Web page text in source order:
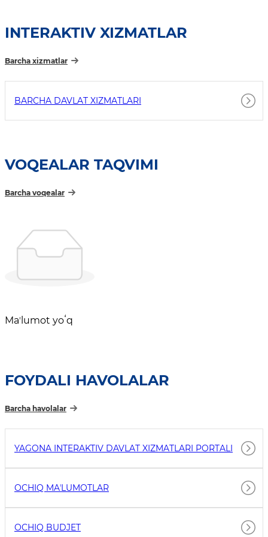
INTERAKTIV XIZMATLAR
Barcha xizmatlar
BARCHA DAVLAT XIZMATLARI
VOQEALAR TAQVIMI
Barcha voqealar
Maʼlumot yoʻq
FOYDALI HAVOLALAR
Barcha havolalar
YAGONA INTERAKTIV DAVLAT XIZMATLARI PORTALI
OCHIQ MAʼLUMOTLAR
OCHIQ BUDJET